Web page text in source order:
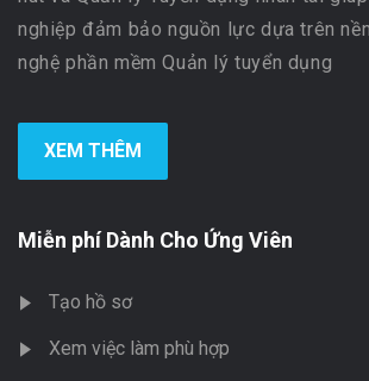
nghiệp đảm bảo nguồn lực dựa trên
nghệ phần mềm Quản lý tuyển dụng
XEM THÊM
Miễn phí Dành Cho Ứng Viên
Tạo hồ sơ
Xem việc làm phù hợp